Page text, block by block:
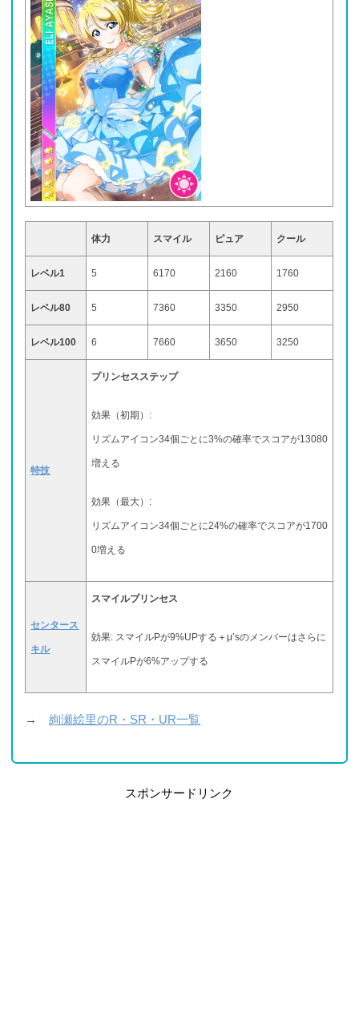
体力 スマイル ピュア クール
レベル1 5 6170 2160 1760
レベル80 5 7360 3350 2950
レベル100 6 7660 3650 3250
特技
プリンセスステップ
効果（初期）:
リズムアイコン34個ごとに3%の確率でスコアが13080
増える
効果（最大）:
リズムアイコン34個ごとに24%の確率でスコアが1700
0増える
センタース
キル
スマイルプリンセス
効果: スマイルPが9%UPする＋μ’sのメンバーはさらに
スマイルPが6%アップする
→絢瀬絵里のR・SR・UR一覧
スポンサードリンク